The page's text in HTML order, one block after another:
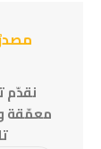
نقدّم
معمّقة